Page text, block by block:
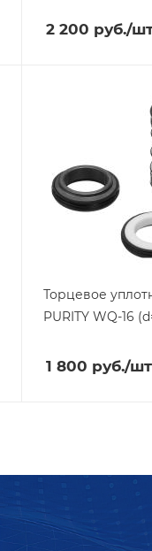
2 200 руб./
Торцевое
PURITY WQ-16
1 800 руб./шт